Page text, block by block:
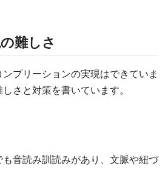
難しさ
プリーションの実現はできていま
さと対策を書いています。
音読み訓読みがあり、文脈や紐づ